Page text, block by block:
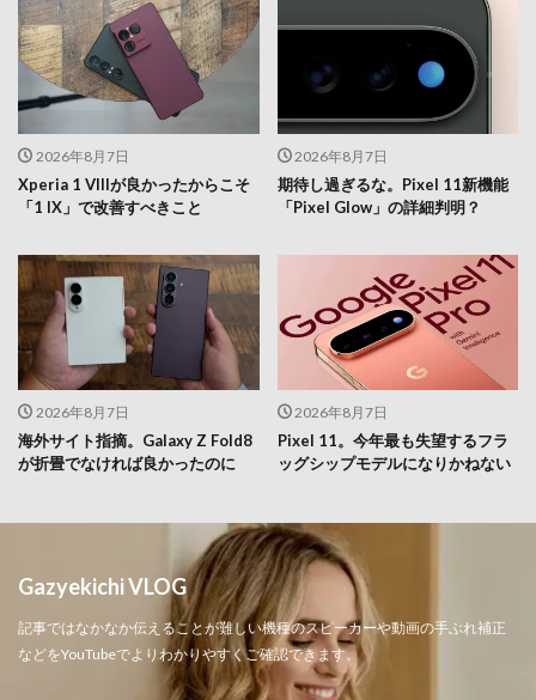
2026年8月7日
Xperia 1 VIIIが良かったからこそ
「1 IX」で改善すべきこと
2026年8月7日
期待し過ぎるな。Pixel 11新機能
「Pixel Glow」の詳細判明？
2026年8月7日
海外サイト指摘。Galaxy Z Fold8
が折畳でなければ良かったのに
2026年8月7日
Pixel 11。今年最も失望するフラ
ッグシップモデルになりかねない
Gazyekichi VLOG
記事ではなかなか伝えることが難しい機種のスピーカーや動画の手ぶれ補正
などをYouTubeでよりわかりやすくご確認できます。